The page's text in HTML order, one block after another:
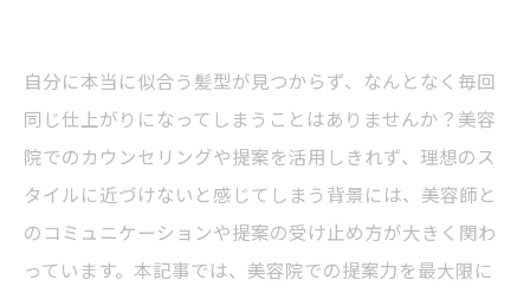
自分に本当に似合う髪型が見つからず、なんとなく毎回
同じ仕上がりになってしまうことはありませんか？美容
院でのカウンセリングや提案を活用しきれず、理想のス
タイルに近づけないと感じてしまう背景には、美容師と
のコミュニケーションや提案の受け止め方が大きく関わ
っています。本記事では、美容院での提案力を最大限に